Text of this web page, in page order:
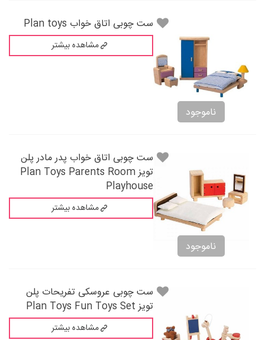
ناموجود
ست چوبی اتاق خواب Plan toys
مشاهده بیشتر
ناموجود
ست چوبی اتاق خواب پدر مادر پلن
تویز Plan Toys Parents Room
Playhouse
مشاهده بیشتر
ست چوبی عروسکی تفریحات پلن
تویز Plan Toys Fun Toys Set
مشاهده بیشتر